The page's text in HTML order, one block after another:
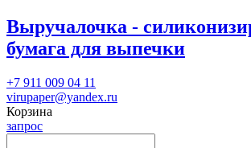
Выручалочка -
бумага для выпечки
+7 911 009 04 11
virupaper@yandex.ru
Корзина
запрос